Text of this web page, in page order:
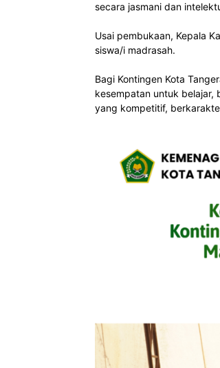
secara jasmani dan
Usai pembukaan, Kepala
siswa/i madrasah.
Bagi Kontingen Kota
kesempatan untuk belajar,
yang kompetitif,